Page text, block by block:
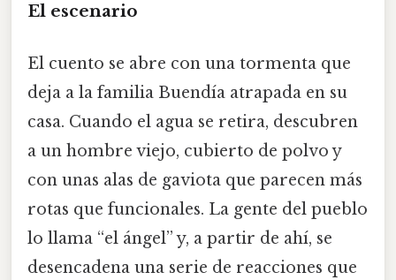
El escenario
El cuento se abre con una tormenta que
deja a la familia Buendía atrapada en su
casa. Cuando el agua se retira, descubren
a un hombre viejo, cubierto de polvo y
con unas alas de gaviota que parecen más
rotas que funcionales. La gente del pueblo
lo llama “el ángel” y, a partir de ahí, se
desencadena una serie de reacciones que